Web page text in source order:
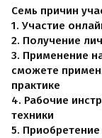
Семь причин
1. Участие
2. Получение
3. Применение
сможете
практике
4. Рабочие
техники
5.